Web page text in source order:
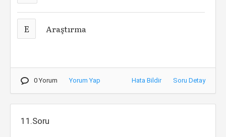
E Araştırma
0 Yorum Yorum Yap Hata Bildir Soru Detay
11.Soru